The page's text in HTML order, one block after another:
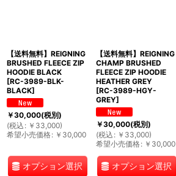
【送料無料】REIGNING
BRUSHED FLEECE ZIP
HOODIE BLACK
[RC-3989-BLK-
BLACK]
￥30,000(税別)
(税込 : ￥ 33,000)
希望小売価格: ￥ 30,000
オプション選択
【送料無料】REIGNING
CHAMP BRUSHED
FLEECE ZIP HOODIE
HEATHER GREY
[RC-3989-HGY-
GREY]
￥30,000(税別)
(税込 : ￥ 33,000)
希望小売価格: ￥ 30,000
オプション選択